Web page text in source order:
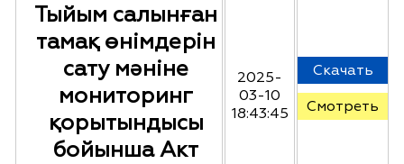
Тыйым салынған
тамақ өнімдерін
сату мәніне
мониторинг
қорытындысы
бойынша Акт
2025-
03-10
18:43:45
Скачать
Смотреть